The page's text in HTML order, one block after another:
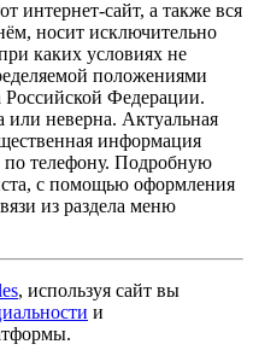
интернет-сайт, а также вся
носит исключительно
каких условиях не
положениями
Российской Федерации.
неверна. Актуальная
информация
по телефону. Подробную
с помощью оформления
из раздела меню
, используя сайт вы
и